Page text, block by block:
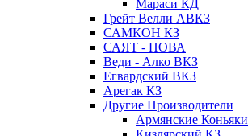
Мараси КД
Грейт Велли АВКЗ
САМКОН КЗ
САЯТ - НОВА
Веди - Алко ВКЗ
Егвардский ВКЗ
Арегак КЗ
Другие Производители
Армянские Коньяки